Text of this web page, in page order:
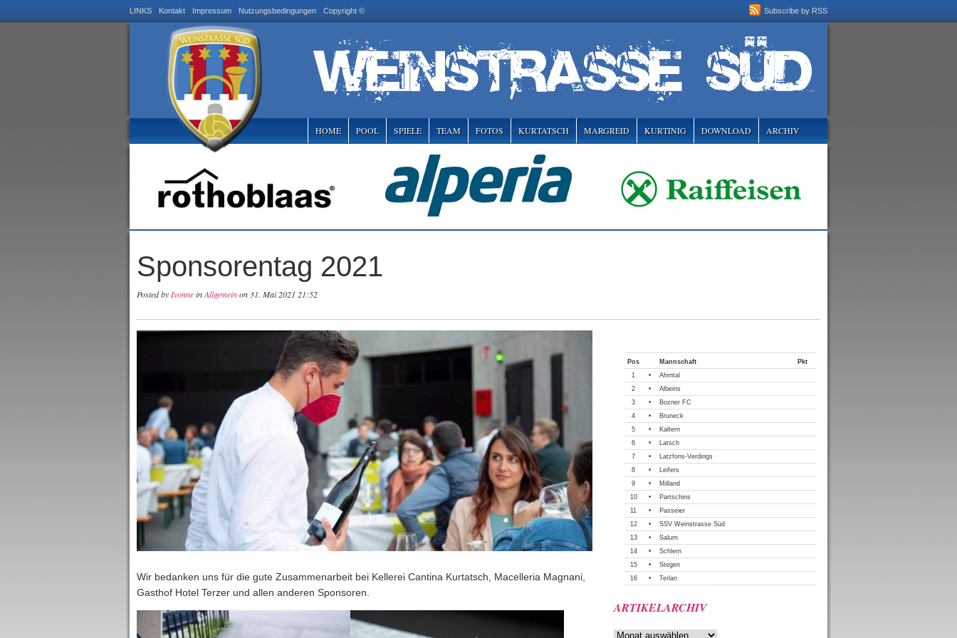
Subscribe by RSS
LINKS Kontakt Impressum Nutzungsbedingungen Copyright ©
HOME POOL SPIELE TEAM FOTOS KURTATSCH MARGREID KURTINIG DOWNLOAD ARCHIV
Sponsorentag 2021
Posted by IvonneinAllgemeinon 31. Mai 2021 21:52
Wir bedanken uns für die gute Zusammenarbeit bei Kellerei Cantina Kurtatsch, Macelleria Magnani,
Gasthof Hotel Terzer und allen anderen Sponsoren.
Pos Mannschaft
Pkt
1
•
Ahrntal
2
•
Albeins
3
•
Bozner FC
4
•
Bruneck
5
•
Kaltern
6
•
Latsch
7
•
Latzfons-Verdings
8
•
Leifers
9
•
Milland
10
•
Partschins
11
•
Passeier
12
•
SSV Weinstrasse Süd
13
•
Salurn
14
•
Schlern
15
•
Stegen
16
• Terlan
ARTIKELARCHIV
Artikelarchiv